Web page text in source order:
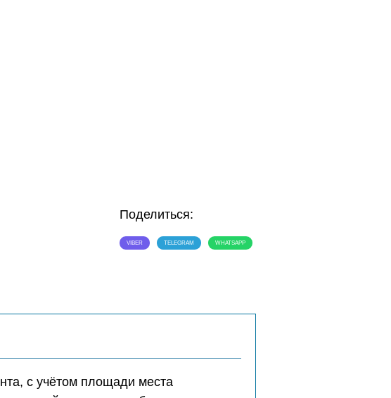
Поделиться:
VIBER TELEGRAM WHATSAPP
с учётом площади места